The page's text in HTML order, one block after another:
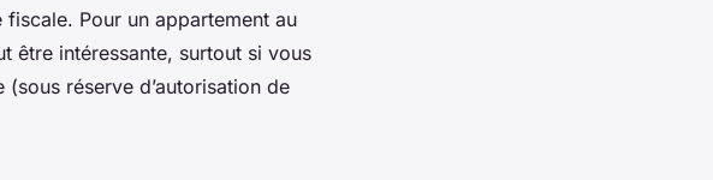
Pour un appartement au
être intéressante, surtout si vous
réserve d’autorisation de